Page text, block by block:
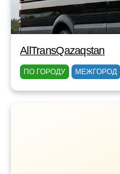
AllTransQazaqstan
ПО ГОРОДУ МЕЖГОРОД